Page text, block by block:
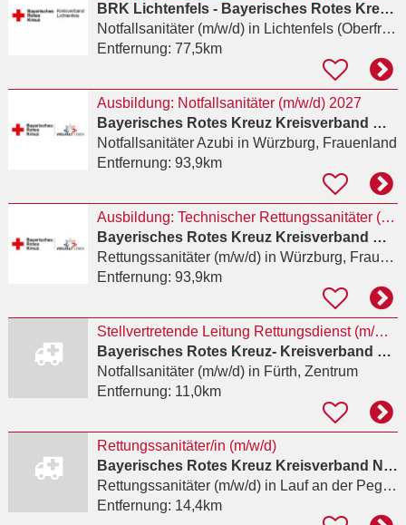
BRK Lichtenfels - Bayerisches Rotes Kreuz Kreisverband Lichtenfels e.V.
Notfallsanitäter (m/w/d)in Lichtenfels (Oberfranken)
Entfernung: 77,5km
Ausbildung: Notfallsanitäter (m/w/d) 2027
Bayerisches Rotes Kreuz Kreisverband Würzburg
Notfallsanitäter Azubi in Würzburg, Frauenland
Entfernung: 93,9km
Ausbildung: Technischer Rettungssanitäter (m/w/d) April 2027
Bayerisches Rotes Kreuz Kreisverband Würzburg
Rettungssanitäter (m/w/d)in Würzburg, Frauenland
Entfernung: 93,9km
Stellvertretende Leitung Rettungsdienst (m/w/d)
Bayerisches Rotes Kreuz- Kreisverband Fürth
Notfallsanitäter (m/w/d)in Fürth, Zentrum
Entfernung: 11,0km
Rettungssanitäter/in (m/w/d)
Bayerisches Rotes Kreuz Kreisverband Nürnberger Land
Rettungssanitäter (m/w/d)in Lauf an der Pegnitz, Heuchling
Entfernung: 14,4km